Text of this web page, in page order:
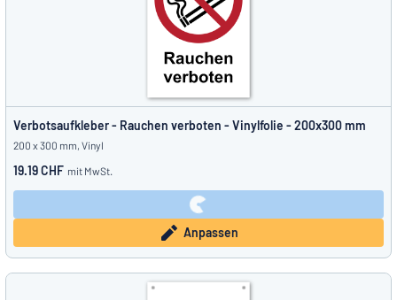
Verbotsaufkleber - Rauchen verboten - Vinylfolie - 200x300 mm
200 x 300 mm, Vinyl
19.19 CHF mit MwSt.
Anpassen